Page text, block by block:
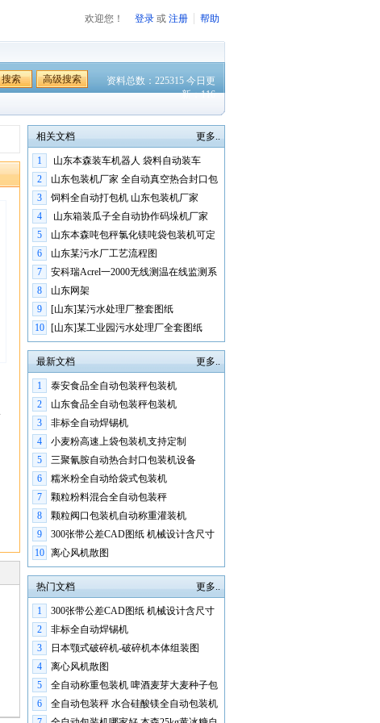
欢迎您！ 登录 或 注册 帮助
搜索 高级搜索
资料总数：225315 今日更
新：116
更多..
相关文档
1
山东本森装车机器人 袋料自动装车
2
山东包装机厂家 全自动真空热合封口包
装机
3
饲料全自动打包机 山东包装机厂家
4
山东箱装瓜子全自动协作码垛机厂家
5
山东本森吨包秤氯化镁吨袋包装机可定
制
6
山东某污水厂工艺流程图
7
安科瑞Acrel一2000无线测温在线监测系
统在山
8
山东网架
9
[山东]某污水处理厂整套图纸
10
[山东]某工业园污水处理厂全套图纸
更多..
最新文档
1
泰安食品全自动包装秤包装机
2
山东食品全自动包装秤包装机
3
非标全自动焊锡机
4
小麦粉高速上袋包装机支持定制
5
三聚氰胺自动热合封口包装机设备
6
糯米粉全自动给袋式包装机
7
颗粒粉料混合全自动包装秤
8
颗粒阀口包装机自动称重灌装机
9
300张带公差CAD图纸 机械设计含尺寸
公差图纸集合
10 离心风机散图
更多..
热门文档
1
300张带公差CAD图纸 机械设计含尺寸
公差图纸集合
2
非标全自动焊锡机
3
日本颚式破碎机-破碎机本体组装图
4
离心风机散图
5
全自动称重包装机 啤酒麦芽大麦种子包
装机
6
全自动包装秤 水合硅酸镁全自动包装机